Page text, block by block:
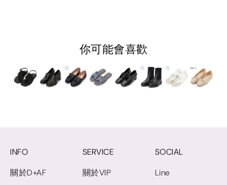
你可能會喜歡
INFO
關於D+AF
SERVICE
關於VIP
SOCIAL
Line